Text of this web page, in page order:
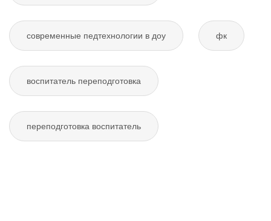
современные педтехнологии в доу фк
воспитатель переподготовка
переподготовка воспитатель